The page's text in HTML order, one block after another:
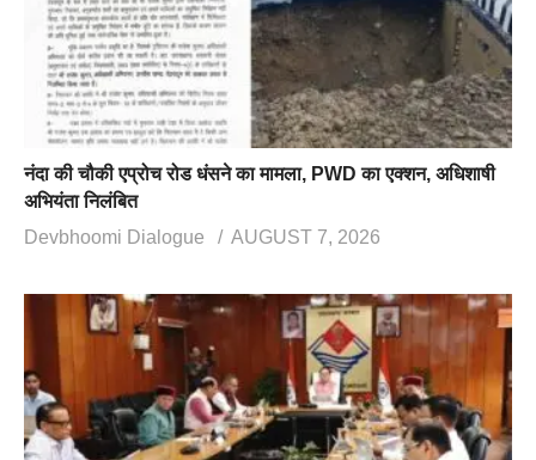
नंदा की चौकी एप्रोच रोड धंसने का मामला, PWD का एक्शन, अधिशाषी
अभियंता निलंबित
Devbhoomi Dialogue
AUGUST 7, 2026